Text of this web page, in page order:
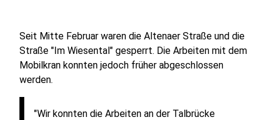
Seit Mitte Februar waren die Altenaer Straße und die
Straße "Im Wiesental" gesperrt. Die Arbeiten mit dem
Mobilkran konnten jedoch früher abgeschlossen
werden.
"Wir konnten die Arbeiten an der Talbrücke